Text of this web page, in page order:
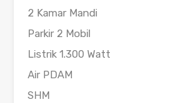
2 Kamar Mandi
Parkir 2 Mobil
Listrik 1.300 Watt
Air PDAM
SHM